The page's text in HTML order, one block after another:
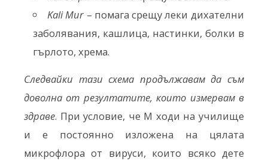
Kali Mur – помага срещу леки дихателни
заболявания, кашлица, настинки, болки в
гърлото, хрема.
Следвайки тази схема продължавам да съм
доволна от резултатите, които измервам в
здраве. При условие, че М ходи на училище
и е постоянно изложена на цялата
микрофлора от вируси, които всяко дете